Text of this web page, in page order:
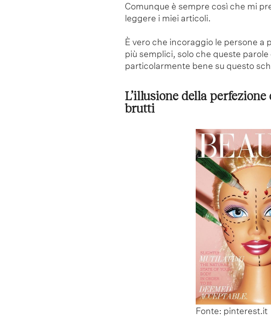
Comunque è sempre così che mi
leggere i miei articoli.
È vero che incoraggio le persone a
più semplici, solo che queste
particolarmente bene su questo
L’illusione della perfezione
brutti
Fonte: pinterest.it